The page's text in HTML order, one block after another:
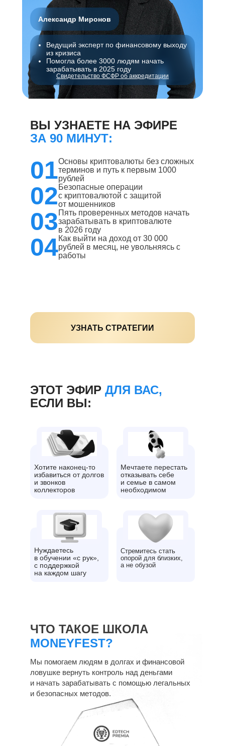
Александр Миронов
Ведущий эксперт по финансовому выходу
из кризиса
Помогла более 3000 людям начать
зарабатывать в 2025 году
Свидетельство ФСФР об аккредитации
УЗНАТЬ СТРАТЕГИИ
ВЫ УЗНАЕТЕ НА ЭФИРЕ
ЗА 90 МИНУТ:
01Основы криптовалюты без сложных
терминов и путь к первым 1000
рублей
02 Безопасные операции
с криптовалютой с защитой
от мошенников
03 Пять проверенных методов начать
зарабатывать в криптовалюте
в 2026 году
04Как выйти на доход от 30 000
рублей в месяц, не увольняясь с
работы
ЭТОТ ЭФИР ДЛЯ ВАС,
ЕСЛИ ВЫ:
Хотите наконец-то
избавиться от долгов
и звонков
коллекторов
Мечтаете перестать
отказывать себе
и семье в самом
необходимом
Нуждаетесь
в обучении «с рук»,
с поддержкой
на каждом шагу
Стремитесь стать
опорой для близких,
а не обузой
Мы помогаем людям в долгах и финансовой
ловушке вернуть контроль над деньгами
и начать зарабатывать с помощью легальных
и безопасных методов.
ЧТО ТАКОЕ ШКОЛА
MONEYFEST?